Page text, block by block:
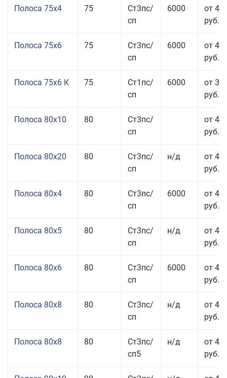
Полоса 75x4 75
Ст3пс/
сп
6000
от 41
руб.
Полоса 75x6 75
Ст3пс/
сп
6000
от 42
руб.
Полоса 75x6 К 75
Ст1пс/
сп
6000
от 35
руб.
Полоса 80x10 80
Ст3пс/
сп
от 42
руб.
Полоса 80x20 80
Ст3пс/
сп
н/д
от 49
руб.
Полоса 80x4 80
Ст3пс/
сп
6000
от 42
руб.
Полоса 80x5 80
Ст3пс/
сп
н/д
от 43
руб.
Полоса 80x6 80
Ст3пс/
сп
6000
от 42
руб.
Полоса 80x8 80
Ст3пс/
сп
н/д
от 41
руб.
Полоса 80x8 80
Ст3пс/
сп5
н/д
от 41
руб.